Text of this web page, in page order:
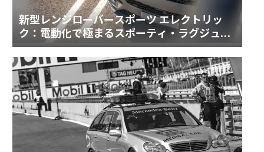
新型レンジローバースポーツ エレクトリッ
ク：電動化で極まるスポーティ・ラグジュア
リーの頂点